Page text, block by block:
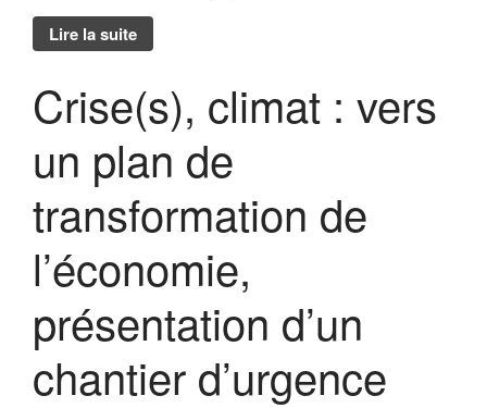
Lire la suite
Crise(s), climat : vers
un plan de
transformation de
l’économie,
présentation d’un
chantier d’urgence